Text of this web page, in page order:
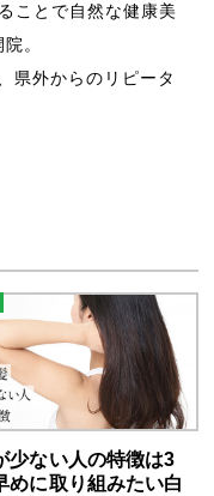
ことで自然な健康美
。
県外からのリピータ
少ない人の特徴は3
めに取り組みたい白